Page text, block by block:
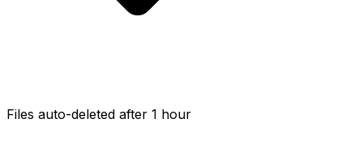
Files auto-deleted after 1 hour